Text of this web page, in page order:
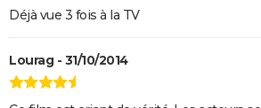
Déjà vue 3 fois à la TV
Lourag - 31/10/2014